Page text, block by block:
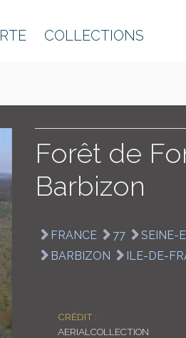
COLLECTIONS
Forêt de
Barbizon
FRANCE 77 SEINE-
BARBIZON
ILE-DE-
CRÉDIT :
AERIALCOLLECTION